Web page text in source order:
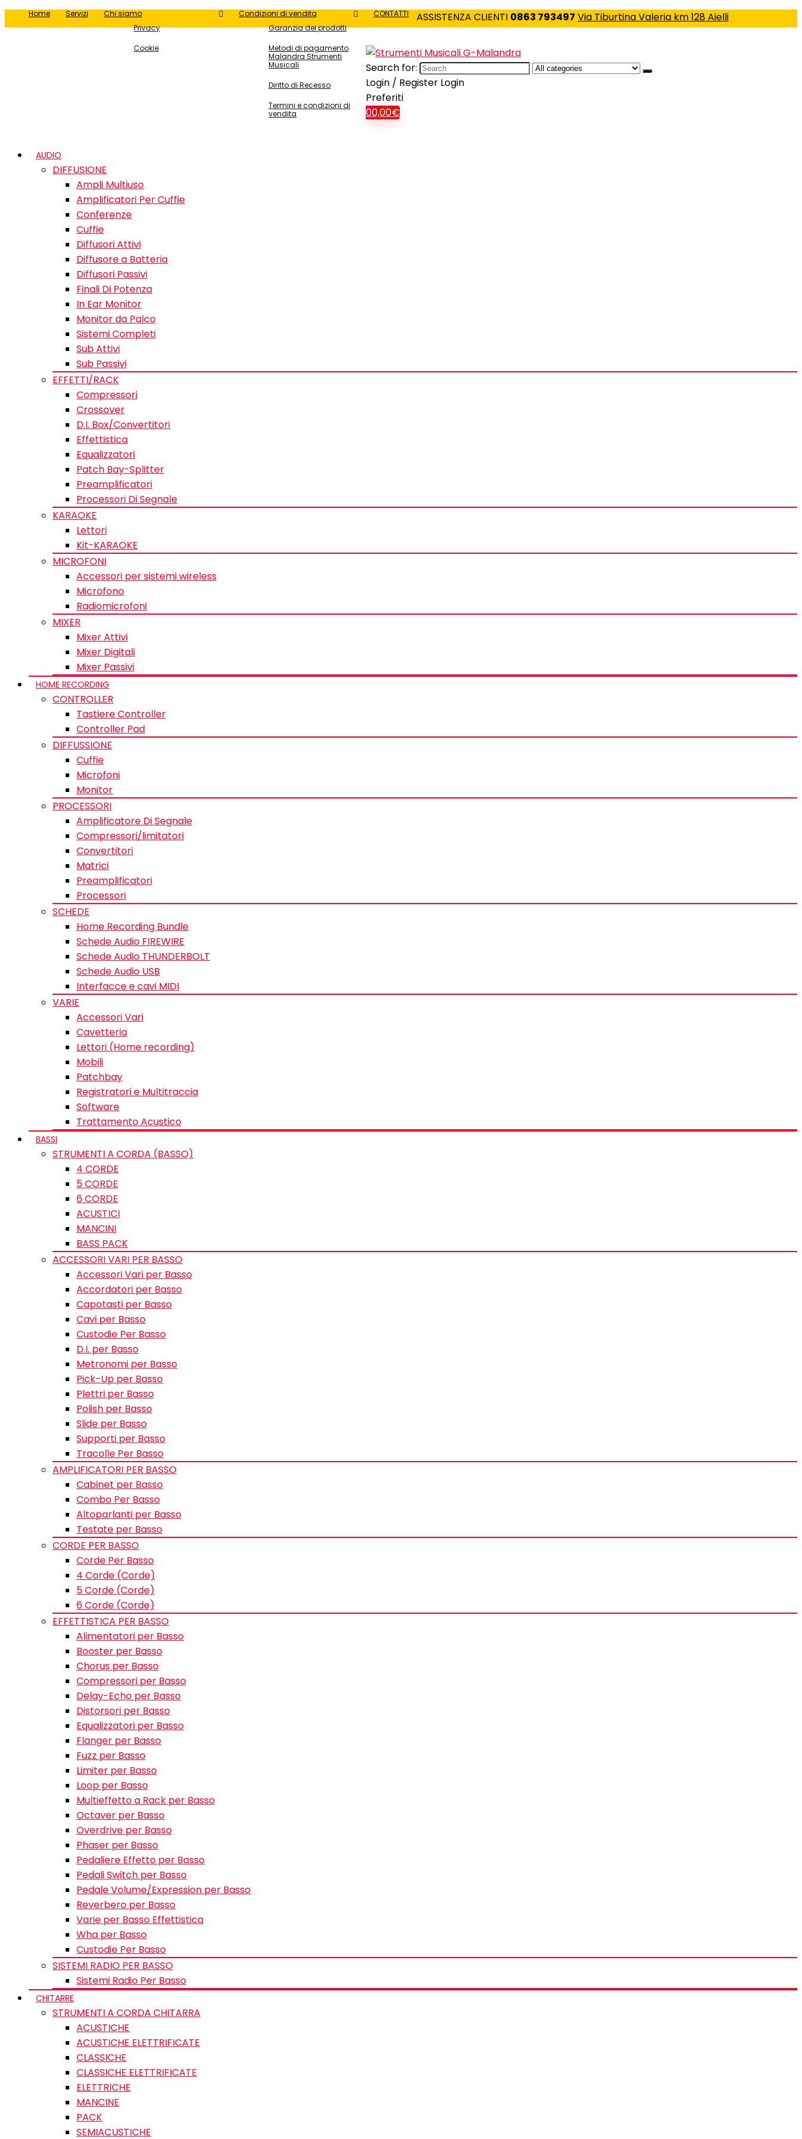
Home Servizi
Chi siamo
Privacy
Cookie
Condizioni di vendita
Garanzia dei prodotti
Metodi di pagamento
Malandra Strumenti
Musicali
Diritto di Recesso
Termini e condizioni di
vendita
CONTATTI ASSISTENZA CLIENTI 0863 793497 Via Tiburtina Valeria km 128 Aielli
Search for:
Login / Register Login
Preferiti
00,00€
AUDIO
DIFFUSIONE
Ampli Multiuso
Amplificatori Per Cuffie
Conferenze
Cuffie
Diffusori Attivi
Diffusore a Batteria
Diffusori Passivi
Finali Di Potenza
In Ear Monitor
Monitor da Palco
Sistemi Completi
Sub Attivi
Sub Passivi
EFFETTI/RACK
Compressori
Crossover
D.I. Box/Convertitori
Effettistica
Equalizzatori
Patch Bay-Splitter
Preamplificatori
Processori Di Segnale
KARAOKE
Lettori
Kit-KARAOKE
MICROFONI
Accessori per sistemi wireless
Microfono
Radiomicrofoni
MIXER
Mixer Attivi
Mixer Digitali
Mixer Passivi
HOME RECORDING
CONTROLLER
Tastiere Controller
Controller Pad
DIFFUSSIONE
Cuffie
Microfoni
Monitor
PROCESSORI
Amplificatore Di Segnale
Compressori/limitatori
Convertitori
Matrici
Preamplificatori
Processori
SCHEDE
Home Recording Bundle
Schede Audio FIREWIRE
Schede Audio THUNDERBOLT
Schede Audio USB
Interfacce e cavi MIDI
VARIE
Accessori Vari
Cavetteria
Lettori (Home recording)
Mobili
Patchbay
Registratori e Multitraccia
Software
Trattamento Acustico
BASSI
STRUMENTI A CORDA (BASSO)
4 CORDE
5 CORDE
6 CORDE
ACUSTICI
MANCINI
BASS PACK
ACCESSORI VARI PER BASSO
Accessori Vari per Basso
Accordatori per Basso
Capotasti per Basso
Cavi per Basso
Custodie Per Basso
D.I. per Basso
Metronomi per Basso
Pick-Up per Basso
Plettri per Basso
Polish per Basso
Slide per Basso
Supporti per Basso
Tracolle Per Basso
AMPLIFICATORI PER BASSO
Cabinet per Basso
Combo Per Basso
Altoparlanti per Basso
Testate per Basso
CORDE PER BASSO
Corde Per Basso
4 Corde (Corde)
5 Corde (Corde)
6 Corde (Corde)
EFFETTISTICA PER BASSO
Alimentatori per Basso
Booster per Basso
Chorus per Basso
Compressori per Basso
Delay-Echo per Basso
Distorsori per Basso
Equalizzatori per Basso
Flanger per Basso
Fuzz per Basso
Limiter per Basso
Loop per Basso
Multieffetto a Rack per Basso
Octaver per Basso
Overdrive per Basso
Phaser per Basso
Pedaliere Effetto per Basso
Pedali Switch per Basso
Pedale Volume/Expression per Basso
Reverbero per Basso
Varie per Basso Effettistica
Wha per Basso
Custodie Per Basso
SISTEMI RADIO PER BASSO
Sistemi Radio Per Basso
CHITARRE
STRUMENTI A CORDA CHITARRA
ACUSTICHE
ACUSTICHE ELETTRIFICATE
CLASSICHE
CLASSICHE ELETTRIFICATE
ELETTRICHE
MANCINE
PACK
SEMIACUSTICHE